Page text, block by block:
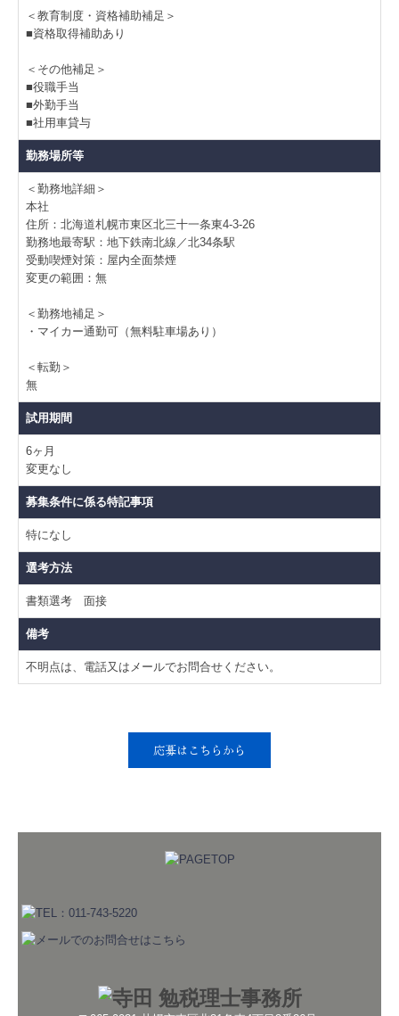
＜教育制度・資格補助補足＞
■資格取得補助あり
＜その他補足＞
■役職手当
■外勤手当
■社用車貸与
勤務場所等
＜勤務地詳細＞
本社
住所：北海道札幌市東区北三十一条東4-3-26
勤務地最寄駅：地下鉄南北線／北34条駅
受動喫煙対策：屋内全面禁煙
変更の範囲：無
＜勤務地補足＞
・マイカー通勤可（無料駐車場あり）
＜転勤＞
無
試用期間
6ヶ月
変更なし
募集条件に係る特記事項
特になし
選考方法
書類選考 面接
備考
不明点は、電話又はメールでお問合せください。
応募はこちらから